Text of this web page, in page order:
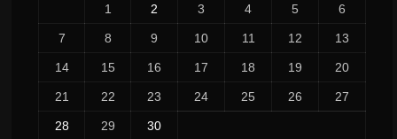
1 2 3 4 5 6
7 8 9 10 11 12 13
14 15 16 17 18 19 20
21 22 23 24 25 26 27
28 29
30